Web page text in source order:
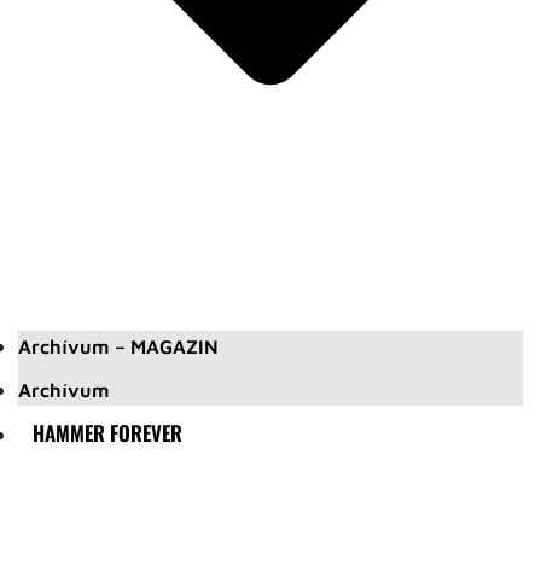
Archívum – MAGAZIN
Archívum
HAMMER FOREVER